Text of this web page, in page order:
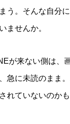
う。そんな自分
ませんか。
が来ない側は、
急に未読のまま
れていないのか